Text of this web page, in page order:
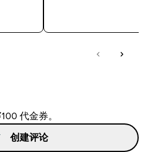
代金券。
创建评论